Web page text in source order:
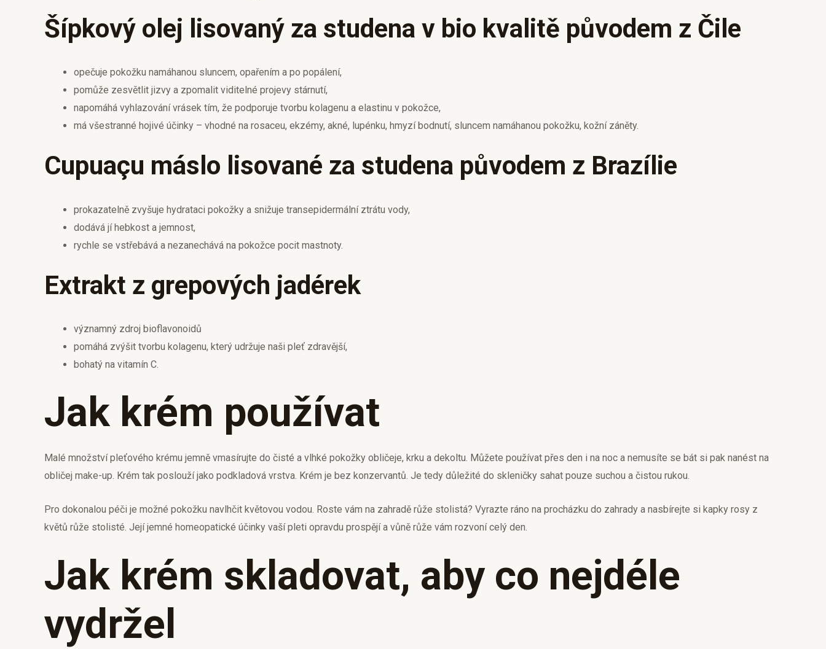
Šípkový olej lisovaný za studena v bio kvalitě původem z Čile
opečuje pokožku namáhanou sluncem, opařením a po popálení,
pomůže zesvětlit jizvy a zpomalit viditelné projevy stárnutí,
napomáhá vyhlazování vrásek tím, že podporuje tvorbu kolagenu a elastinu v pokožce,
má všestranné hojivé účinky – vhodné na rosaceu, ekzémy, akné, lupénku, hmyzí bodnutí, sluncem namáhanou pokožku, kožní záněty.
Cupuaçu máslo lisované za studena původem z Brazílie
prokazatelně zvyšuje hydrataci pokožky a snižuje transepidermální ztrátu vody,
dodává jí hebkost a jemnost,
rychle se vstřebává a nezanechává na pokožce pocit mastnoty.
Extrakt z grepových jadérek
významný zdroj bioflavonoidů
pomáhá zvýšit tvorbu kolagenu, který udržuje naši pleť zdravější,
bohatý na vitamín C.
Jak krém používat
Malé množství pleťového krému jemně vmasírujte do čisté a vlhké pokožky obličeje, krku a dekoltu. Můžete používat přes den i na noc a nemusíte se bát si pak nanést na
obličej make-up. Krém tak poslouží jako podkladová vrstva. Krém je bez konzervantů. Je tedy důležité do skleničky sahat pouze suchou a čistou rukou.
Pro dokonalou péči je možné pokožku navlhčit květovou vodou. Roste vám na zahradě růže stolistá? Vyrazte ráno na procházku do zahrady a nasbírejte si kapky rosy z
květů růže stolisté. Její jemné homeopatické účinky vaší pleti opravdu prospějí a vůně růže vám rozvoní celý den.
Jak krém skladovat, aby co nejdéle
vydržel